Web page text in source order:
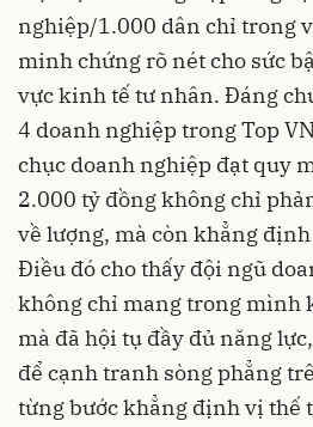
nghiệp/1.000 dân chỉ trong
minh chứng rõ nét cho sức
vực kinh tế tư nhân. Đáng
4 doanh nghiệp trong Top
chục doanh nghiệp đạt quy
2.000 tỷ đồng không chỉ
về lượng, mà còn khẳng
Điều đó cho thấy đội ngũ
không chỉ mang trong mình
mà đã hội tụ đầy đủ năng
để cạnh tranh sòng phẳng
từng bước khẳng định vị thế